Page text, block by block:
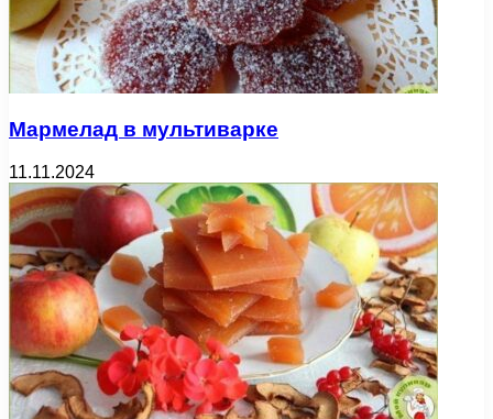
Мармелад в мультиварке
11.11.2024